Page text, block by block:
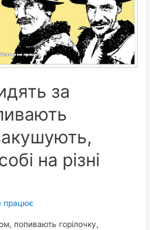
за
на різні
працює
попивають горілочку,